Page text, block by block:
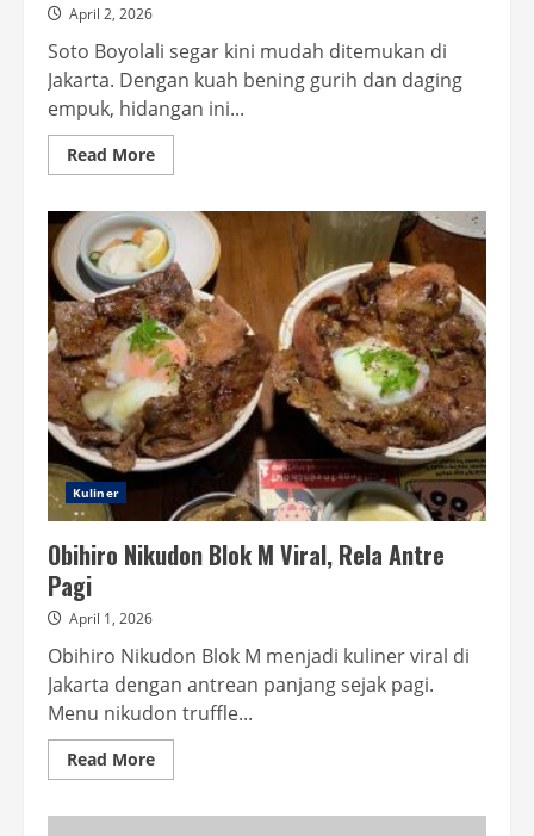
April 2, 2026
Soto Boyolali segar kini mudah ditemukan di
Jakarta. Dengan kuah bening gurih dan daging
empuk, hidangan ini...
Read MoreRead
more
Boyolali
Segar
di
Jakarta,
Ini
5
Rekomendasi
Kuliner
Obihiro Nikudon Blok M Viral, Rela Antre
Pagi
April 1, 2026
Obihiro Nikudon Blok M menjadi kuliner viral di
Jakarta dengan antrean panjang sejak pagi.
Menu nikudon truffle...
Read MoreRead
more